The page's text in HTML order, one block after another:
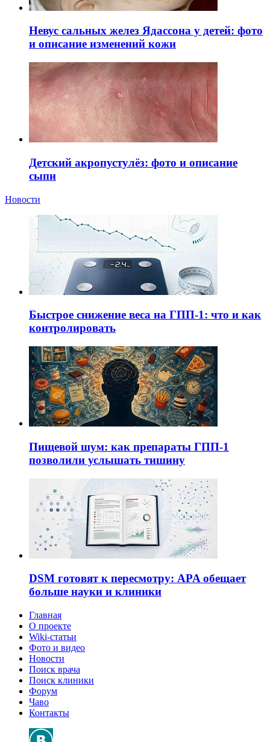
Невус сальных желез Ядассона у детей: фото
и описание изменений кожи
Детский акропустулёз: фото и описание
сыпи
Новости
Быстрое снижение веса на ГПП-1: что и как
контролировать
Пищевой шум: как препараты ГПП-1
позволили услышать тишину
DSM готовят к пересмотру: APA обещает
больше науки и клиники
Главная
О проекте
Wiki-статьи
Фото и видео
Новости
Поиск врача
Поиск клиники
Форум
Чаво
Контакты